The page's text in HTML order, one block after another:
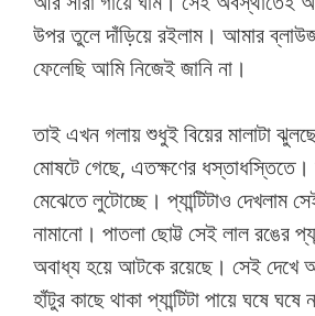
উপর তুলে দাঁড়িয়ে রইলাম। আমার
ফেলেছি আমি নিজেই জানি না।
তাই এখন গলায় শুধুই বিয়ের মালাটা
মোষটে গেছে, এতক্ষণের
মেঝেতে লুটোচ্ছে। প্যান্টিটাও দেখলাম
নামানো। পাতলা ছোট্ট সেই লাল রঙের
অবাধ্য হয়ে আটকে রয়েছে। সেই দেখে
হাঁটুর কাছে থাকা প্যান্টিটা পায়ে ঘষে ঘষে